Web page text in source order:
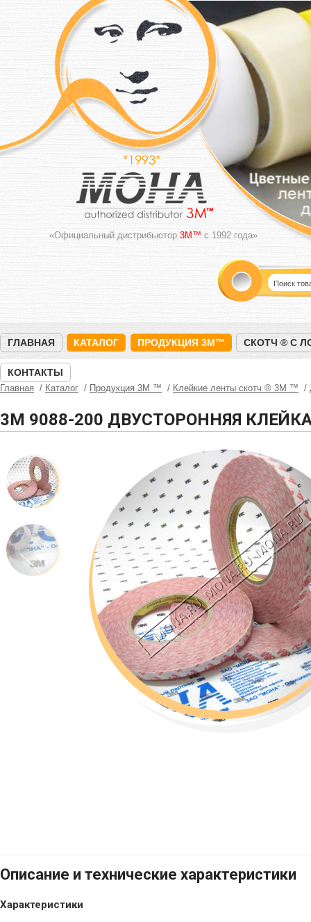
«Официальный дистрибьютор 3M™ с 1992 года»
ГЛАВНАЯ КАТАЛОГ ПРОДУКЦИЯ 3M™ СКОТЧ ® С
КОНТАКТЫ
Главная Каталог Продукция 3M ™ Клейкие ленты скотч ® 3M ™
3M 9088-200 ДВУСТОРОННЯЯ
Описание и технические характеристики
Характеристики